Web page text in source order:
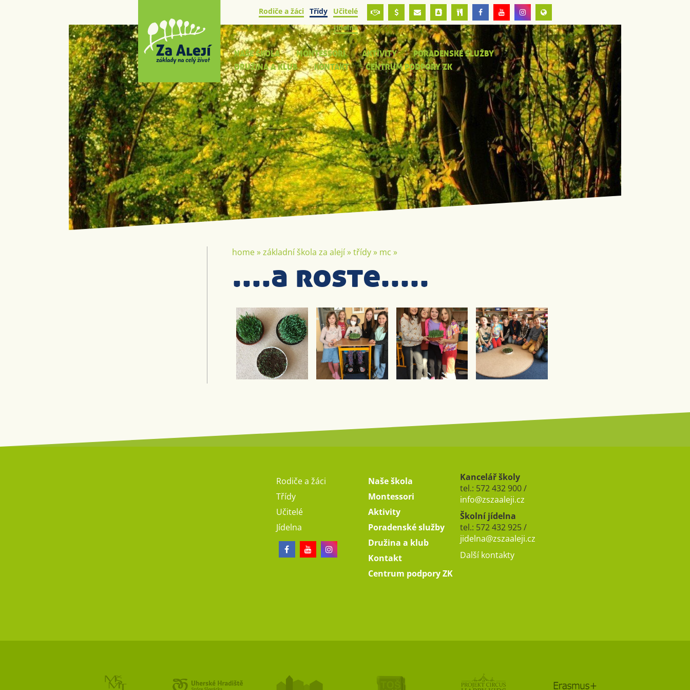
Rodiče a žáci Třídy
Učitelé
Jídelna
NAŠE ŠKOLA MONTESSORI AKTIVITY
PORADENSKÉ SLUŽBY
DRUŽINA A KLUB
KONTAKT CENTRUM PODPORY ZK
home»základní škola za alejí»třídy» mc »
....a roste.....
Rodiče a žáci
Třídy
Učitelé
Jídelna
Naše škola
Montessori
Aktivity
Poradenské služby
Družina a klub
Kontakt
Centrum podpory ZK
Kancelář školy
tel.: 572 432 900 /
info@zszaaleji.cz
Školní jídelna
tel.: 572 432 925 /
jidelna@zszaaleji.cz
Další kontakty